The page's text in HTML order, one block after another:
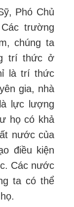
Phó Chủ
trường
chúng ta
trí thức ở
là trí thức
gia, nhà
lực lượng
họ có khả
nước của
điều kiện
Các nước
ta có thể